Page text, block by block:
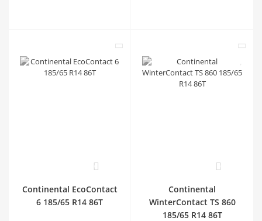
0
Continental EcoContact
6 185/65 R14 86T
0
Continental
WinterContact TS 860
185/65 R14 86T